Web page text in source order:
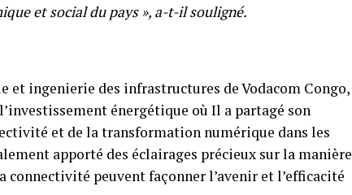
et social du pays », a-t-il souligné.
et ingenierie des infrastructures de Vodacom Congo,
énergétique où Il a partagé son
et de la transformation numérique dans les
apporté des éclairages précieux sur la manière
peuvent façonner l’avenir et l’efficacité